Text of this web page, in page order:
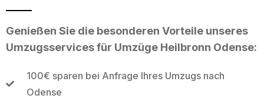
Genießen Sie die besonderen Vorteile unseres
Umzugsservices für Umzüge Heilbronn Odense:
100€ sparen bei Anfrage Ihres Umzugs nach
Odense